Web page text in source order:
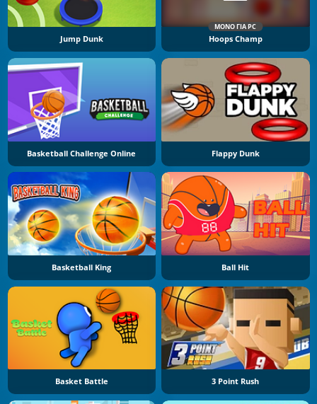
Jump Dunk
ΜΌΝΟ ΓΙΑ PC
Hoops Champ
Basketball Challenge Online Flappy Dunk
Basketball King Ball Hit
Basket Battle 3 Point Rush